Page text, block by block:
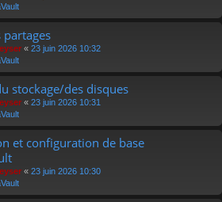
partages
« 23 juin 2026 10:32
stockage/des disques
« 23 juin 2026 10:31
et configuration de base
« 23 juin 2026 10:30